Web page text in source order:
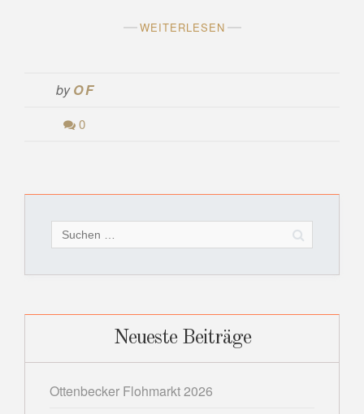
WEITERLESEN
byOF
0
nach:
Neueste Beiträge
Ottenbecker Flohmarkt 2026